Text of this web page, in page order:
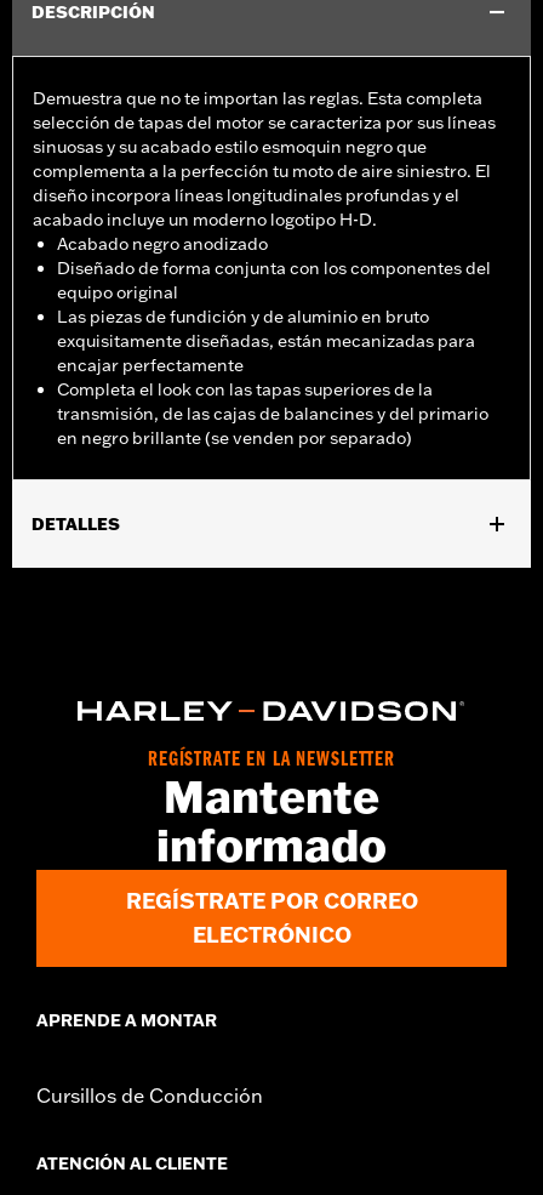
DESCRIPCIÓN
Demuestra que no te importan las reglas. Esta completa
selección de tapas del motor se caracteriza por sus líneas
sinuosas y su acabado estilo esmoquin negro que
complementa a la perfección tu moto de aire siniestro. El
diseño incorpora líneas longitudinales profundas y el
acabado incluye un moderno logotipo H-D.
Acabado negro anodizado
Diseñado de forma conjunta con los componentes del
equipo original
Las piezas de fundición y de aluminio en bruto
exquisitamente diseñadas, están mecanizadas para
encajar perfectamente
Completa el look con las tapas superiores de la
transmisión, de las cajas de balancines y del primario
en negro brillante (se venden por separado)
DETALLES
Screamin’ Eagle.
Instrucciones de instalación
Defiance
Se vende por unidades:Cada una
Contenido del embalaje:Sólo tapa del árbol de levas
,,,,,,,,,,,,,,,,,,,,,,,,,,,,,,,,,,,,,,,,,,,,,,,,,,,,,,,,,,,,,,,,
NOTAS:El desmontaje e instalación de las tapas de motor
podría requerir la compra de juntas nuevas. Consulta al
concesionario para más información.
REGÍSTRATE EN LA NEWSLETTER
Mantente
informado
REGÍSTRATE POR CORREO
ELECTRÓNICO
APRENDE A MONTAR
Cursillos de Conducción
ATENCIÓN AL CLIENTE